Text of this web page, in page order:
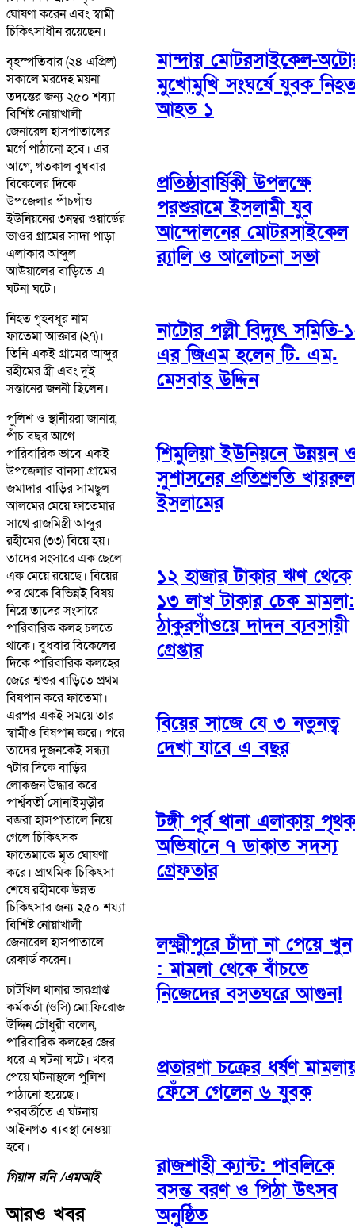
ঘোষণা করেন এবং স্বামী
চিকিৎসাধীন রয়েছেন।
বৃহস্পতিবার (২৪ এপ্রিল)
সকালে মরদেহ ময়না
তদন্তের জন্য ২৫০ শয্যা
বিশিষ্ট নোয়াখালী
জেনারেল হাসপাতালের
মর্গে পাঠানো হবে। এর
আগে, গতকাল বুধবার
বিকেলের দিকে
উপজেলার পাঁচগাঁও
ইউনিয়নের ৩নম্বর ওয়ার্ডের
ভাওর গ্রামের সাদা পাড়া
এলাকার আব্দুল
আউয়ালের বাড়িতে এ
ঘটনা ঘটে।
নিহত গৃহবধূর নাম
ফাতেমা আক্তার (২৭)।
তিনি একই গ্রামের আব্দুর
রহীমের স্ত্রী এবং দুই
সন্তানের জননী ছিলেন।
পুলিশ ও স্থানীয়রা জানায়,
পাঁচ বছর আগে
পারিবারিক ভাবে একই
উপজেলার বানসা গ্রামের
জমাদার বাড়ির সামছুল
আলমের মেয়ে ফাতেমার
সাথে রাজমিস্ত্রী আব্দুর
রহীমের (৩৩) বিয়ে হয়।
তাদের সংসারে এক ছেলে
এক মেয়ে রয়েছে। বিয়ের
পর থেকে বিভিন্নই বিষয়
নিয়ে তাদের সংসারে
পারিবারিক কলহ চলতে
থাকে। বুধবার বিকেলের
দিকে পারিবারিক কলহের
জেরে শ্বশুর বাড়িতে প্রথম
বিষপান করে ফাতেমা।
এরপর একই সময়ে তার
স্বামীও বিষপান করে। পরে
তাদের দুজনকেই সন্ধ্যা
৭টার দিকে বাড়ির
লোকজন উদ্ধার করে
পার্শ্ববর্তী সোনাইমুড়ীর
বজরা হাসপাতালে নিয়ে
গেলে চিকিৎসক
ফাতেমাকে মৃত ঘোষণা
করে। প্রাথমিক চিকিৎসা
শেষে রহীমকে উন্নত
চিকিৎসার জন্য ২৫০ শয্যা
বিশিষ্ট নোয়াখালী
জেনারেল হাসপাতালে
রেফার্ড করেন।
চাটখিল থানার ভারপ্রাপ্ত
কর্মকর্তা (ওসি) মো.ফিরোজ
উদ্দিন চৌধুরী বলেন,
পারিবারিক কলহের জের
ধরে এ ঘটনা ঘটে। খবর
পেয়ে ঘটনাস্থলে পুলিশ
পাঠানো হয়েছে।
পরবর্তীতে এ ঘটনায়
আইনগত ব্যবস্থা নেওয়া
হবে।
গিয়াস রনি /এমআই
আরও খবর
মান্দায় মোটরসাইকেল-
মুখোমুখি সংঘর্ষে যুবক
আহত ১
প্রতিষ্ঠাবার্ষিকী উপলক্ষে
পরশুরামে ইসলামী যুব
আন্দোলনের মোটরসাইকেল
র‌্যালি ও আলোচনা সভা
নাটোর পল্লী বিদ্যুৎ সমিতি-
এর জিএম হলেন টি. এম.
মেসবাহ উদ্দিন
শিমুলিয়া ইউনিয়নে উন্নয়ন
সুশাসনের প্রতিশ্রুতি খায়রুল
ইসলামের
১২ হাজার টাকার ঋণ থেকে
১৩ লাখ টাকার চেক মামলা:
ঠাকুরগাঁওয়ে দাদন ব্যবসায়ী
গ্রেপ্তার
বিয়ের সাজে যে ৩ নতুনত্ব
দেখা যাবে এ বছর
টঙ্গী পূর্ব থানা এলাকায় পৃথক
অভিযানে ৭ ডাকাত সদস্য
গ্রেফতার
লক্ষ্মীপুরে চাঁদা না পেয়ে খুন
: মামলা থেকে বাঁচতে
নিজেদের বসতঘরে আগুন!
প্রতারণা চক্রের ধর্ষণ
ফেঁসে গেলেন ৬ যুবক
রাজশাহী ক্যান্ট: পাবলিকে
বসন্ত বরণ ও পিঠা উৎসব
অনুষ্ঠিত